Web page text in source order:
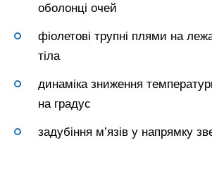
оболонці очей
фіолетові трупні плями на
тіла
динаміка зниження
на градус
задубіння м’язів у напрямку